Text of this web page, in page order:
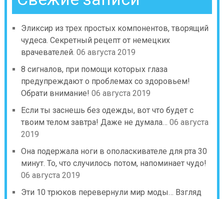
Эликсир из трех простых компонентов, творящий
чудеса. Секретный рецепт от немецких
врачевателей. 06 августа 2019
8 сигналов, при помощи которых глаза
предупреждают о проблемах со здоровьем!
Обрати внимание! 06 августа 2019
Если ты заснешь без одежды, вот что будет с
твоим телом завтра! Даже не думала… 06 августа
2019
Она подержала ноги в ополаскивателе для рта 30
минут. То, что случилось потом, напоминает чудо!
06 августа 2019
Эти 10 трюков перевернули мир моды… Взгляд